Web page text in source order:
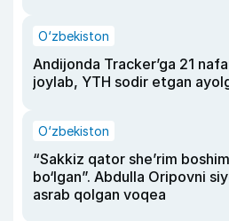
O‘zbekiston
Andijonda Tracker’ga 21
joylab, YTH sodir etgan
O‘zbekiston
“Sakkiz qator she’rim
bo‘lgan”. Abdulla Oripovni
asrab qolgan voqea